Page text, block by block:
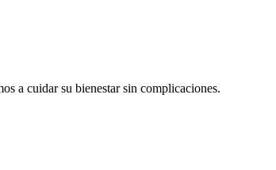
a cuidar su bienestar sin complicaciones.